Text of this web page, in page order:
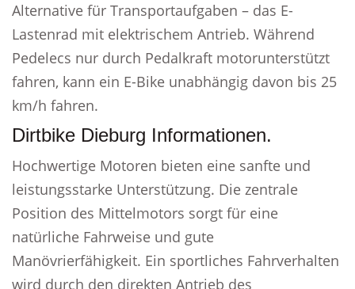
Alternative für Transportaufgaben – das E-
Lastenrad mit elektrischem Antrieb. Während
Pedelecs nur durch Pedalkraft motorunterstützt
fahren, kann ein E-Bike unabhängig davon bis 25
km/h fahren.
Dirtbike Dieburg Informationen.
Hochwertige Motoren bieten eine sanfte und
leistungsstarke Unterstützung. Die zentrale
Position des Mittelmotors sorgt für eine
natürliche Fahrweise und gute
Manövrierfähigkeit. Ein sportliches Fahrverhalten
wird durch den direkten Antrieb des